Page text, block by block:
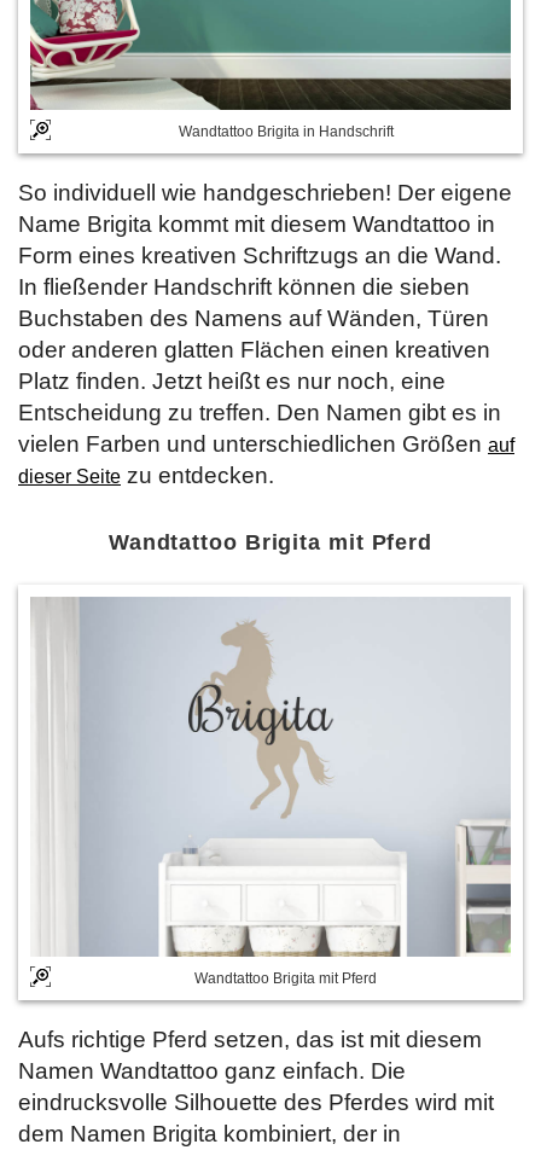
Wandtattoo Brigita in Handschrift
So individuell wie handgeschrieben! Der eigene
Name Brigita kommt mit diesem Wandtattoo in
Form eines kreativen Schriftzugs an die Wand.
In fließender Handschrift können die sieben
Buchstaben des Namens auf Wänden, Türen
oder anderen glatten Flächen einen kreativen
Platz finden. Jetzt heißt es nur noch, eine
Entscheidung zu treffen. Den Namen gibt es in
vielen Farben und unterschiedlichen Größen auf
dieser Seite zu entdecken.
Wandtattoo Brigita mit Pferd
Wandtattoo Brigita mit Pferd
Aufs richtige Pferd setzen, das ist mit diesem
Namen Wandtattoo ganz einfach. Die
eindrucksvolle Silhouette des Pferdes wird mit
dem Namen Brigita kombiniert, der in